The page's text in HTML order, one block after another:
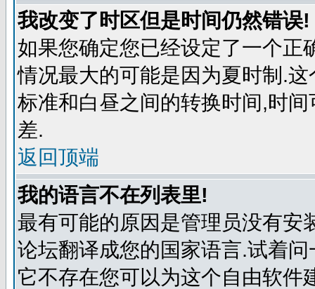
我改变了时区但是时间仍然错误!
如果您确定您已经设定了一个正
情况最大的可能是因为夏时制.
标准和白昼之间的转换时间,时
差.
返回顶端
我的语言不在列表里!
最有可能的原因是管理员没有安
论坛翻译成您的国家语言.试着
它不存在您可以为这个自由软件